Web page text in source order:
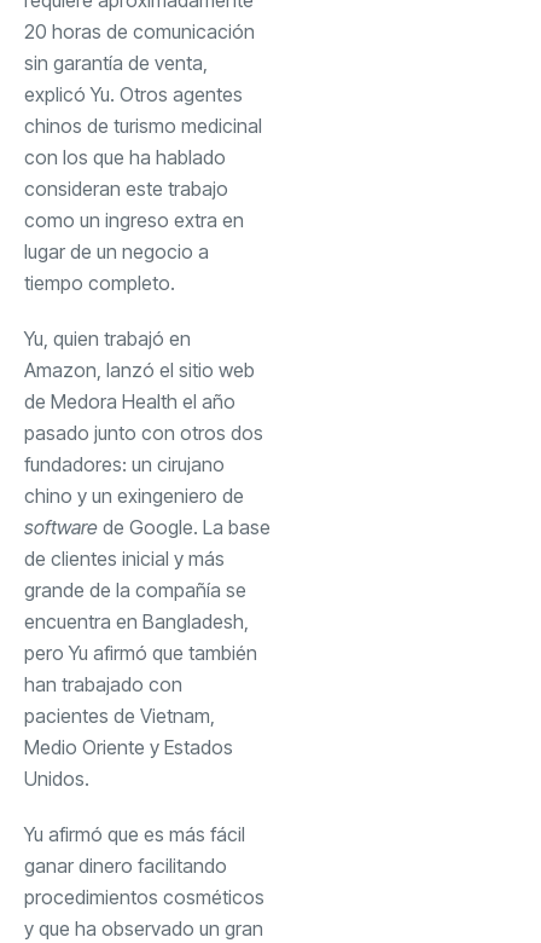
20 horas de comunicación
sin garantía de venta,
explicó Yu. Otros agentes
chinos de turismo medicinal
con los que ha hablado
consideran este trabajo
como un ingreso extra en
lugar de un negocio a
tiempo completo.
Yu, quien trabajó en
Amazon, lanzó el sitio web
de Medora Health el año
pasado junto con otros dos
fundadores: un cirujano
chino y un exingeniero de
software de Google. La base
de clientes inicial y más
grande de la compañía se
encuentra en Bangladesh,
pero Yu afirmó que también
han trabajado con
pacientes de Vietnam,
Medio Oriente y Estados
Unidos.
Yu afirmó que es más fácil
ganar dinero facilitando
procedimientos cosméticos
y que ha observado un gran